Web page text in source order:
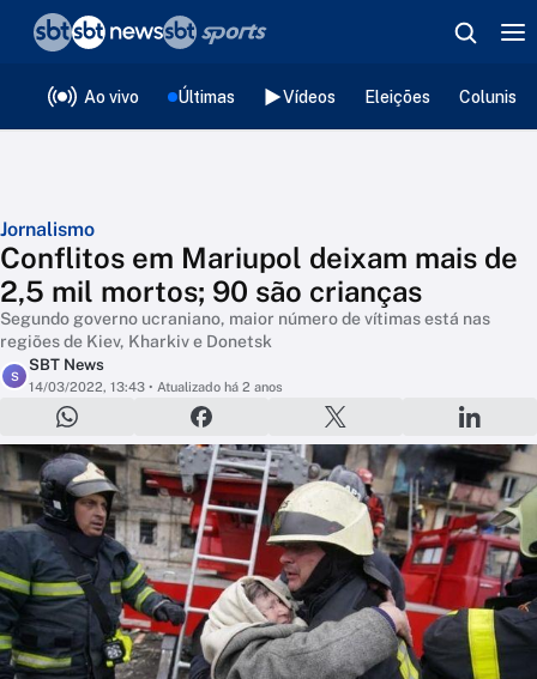
Ao vivo Últimas Vídeos Eleições
Jornalismo
Conflitos em Mariupol deixam mais de
2,5 mil mortos; 90 são crianças
Segundo governo ucraniano, maior número de vítimas está nas
regiões de Kiev, Kharkiv e Donetsk
S
SBT News
14/03/2022, 13:43 • Atualizado há 2 anos
❮voltar
Editorias